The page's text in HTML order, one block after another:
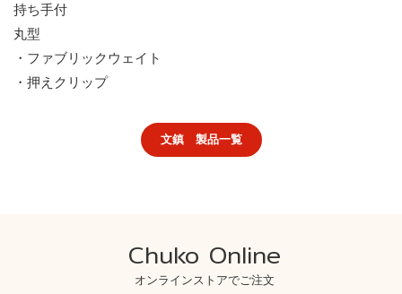
持ち手付
丸型
・ファブリックウェイト
・押えクリップ
文鎮 製品一覧
Chuko Online
オンラインストアでご注文